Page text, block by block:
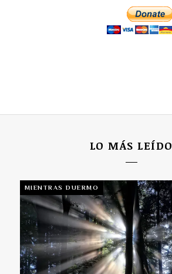
LO MÁS LEÍDO
MIENTRAS DUERMO